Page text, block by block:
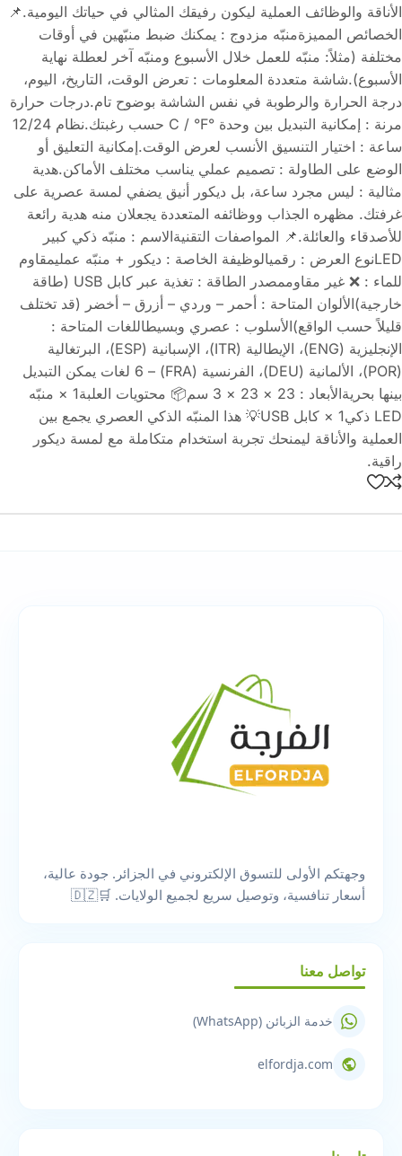
الأناقة والوظائف العملية ليكون رفيقك المثالي في حياتك اليومية.📌
الخصائص المميزةمنبّه مزدوج : يمكنك ضبط منبّهين في أوقات
مختلفة (مثلاً: منبّه للعمل خلال الأسبوع ومنبّه آخر لعطلة نهاية
الأسبوع).شاشة متعددة المعلومات : تعرض الوقت، التاريخ، اليوم،
درجة الحرارة والرطوبة في نفس الشاشة بوضوح تام.درجات حرارة
مرنة : إمكانية التبديل بين وحدة °C / °F حسب رغبتك.نظام 12/24
ساعة : اختيار التنسيق الأنسب لعرض الوقت.إمكانية التعليق أو
الوضع على الطاولة : تصميم عملي يناسب مختلف الأماكن.هدية
مثالية : ليس مجرد ساعة، بل ديكور أنيق يضفي لمسة عصرية على
غرفتك. مظهره الجذاب ووظائفه المتعددة يجعلان منه هدية رائعة
للأصدقاء والعائلة.📌 المواصفات التقنيةالاسم : منبّه ذكي كبير
LEDنوع العرض : رقميالوظيفة الخاصة : ديكور + منبّه عمليمقاوم
للماء : ❌ غير مقاوممصدر الطاقة : تغذية عبر كابل USB (طاقة
خارجية)الألوان المتاحة : أحمر – وردي – أزرق – أخضر (قد تختلف
قليلاً حسب الواقع)الأسلوب : عصري وبسيطاللغات المتاحة :
الإنجليزية (ENG)، الإيطالية (ITR)، الإسبانية (ESP)، البرتغالية
(POR)، الألمانية (DEU)، الفرنسية (FRA) – 6 لغات يمكن التبديل
بينها بحريةالأبعاد : 23 × 23 × 3 سم📦 محتويات العلبة1 × منبّه
LED ذكي1 × كابل USB💡 هذا المنبّه الذكي العصري يجمع بين
العملية والأناقة ليمنحك تجربة استخدام متكاملة مع لمسة ديكور
راقية.
وجهتكم الأولى للتسوق الإلكتروني في الجزائر. جودة عالية،
أسعار تنافسية، وتوصيل سريع لجميع الولايات. 🛒🇩🇿
تواصل معنا
خدمة الزبائن (WhatsApp)
elfordja.com